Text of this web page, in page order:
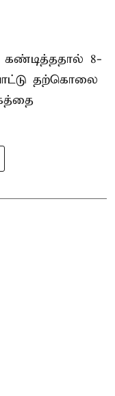
கண்டித்ததால் 8-
தற்கொலை